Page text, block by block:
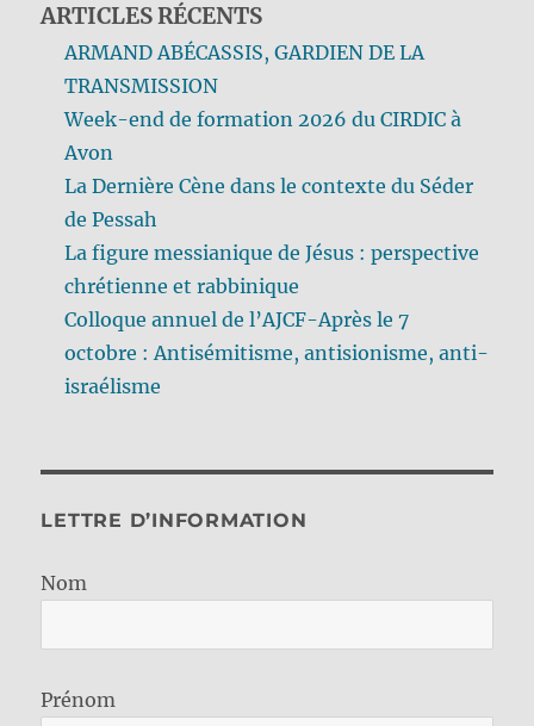
ARTICLES RÉCENTS
ARMAND ABÉCASSIS, GARDIEN DE LA
TRANSMISSION
Week-end de formation 2026 du CIRDIC à
Avon
La Dernière Cène dans le contexte du Séder
de Pessah
La figure messianique de Jésus : perspective
chrétienne et rabbinique
Colloque annuel de l’AJCF-Après le 7
octobre : Antisémitisme, antisionisme, anti-
israélisme
LETTRE D’INFORMATION
Nom
Prénom